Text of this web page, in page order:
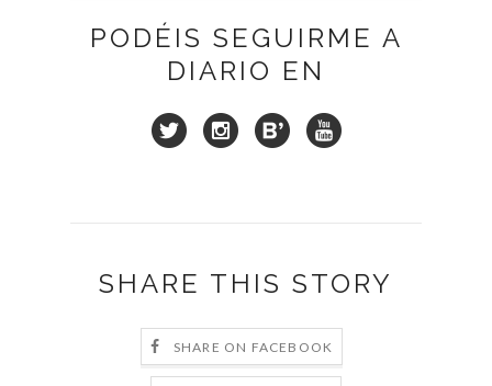
PODÉIS SEGUIRME A
DIARIO EN
SHARE THIS STORY
SHARE ON FACEBOOK